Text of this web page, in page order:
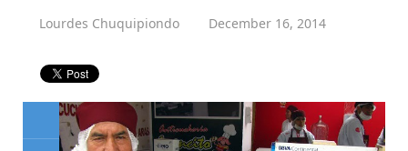
Lourdes Chuquipiondo December 16, 2014